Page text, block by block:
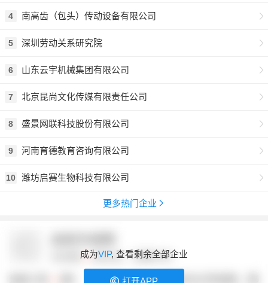
4 南高齿（包头）传动设备有限公司
5 深圳劳动关系研究院
6 山东云宇机械集团有限公司
7 北京昆尚文化传媒有限责任公司
8 盛景网联科技股份有限公司
9 河南育德教育咨询有限公司
10 潍坊启赛生物科技有限公司
更多热门企业
成为VIP, 查看剩余全部企业
打开APP